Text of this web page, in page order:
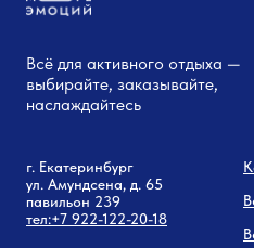
Всё для активного отдыха —
выбирайте, заказывайте,
наслаждайтесь
г. Екатеринбург
ул. Амундсена, д. 65
павильон 239
тел:+7 922-122-20-18